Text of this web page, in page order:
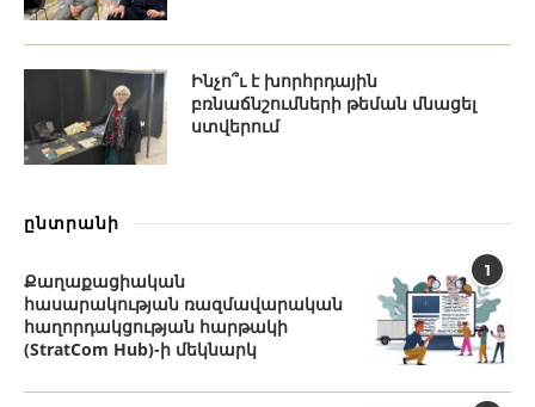
Ինչո՞ւ է խորհրդային
բռնաճնշումների թեման մնացել
ստվերում
ընտրանի
1
Քաղաքացիական
հասարակության ռազմավարական
հաղորդակցության հարթակի
(StratCom Hub)-ի մեկնարկ